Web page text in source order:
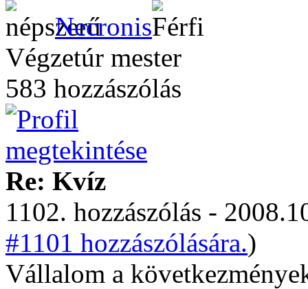
Necronis
Végzetúr mester
583 hozzászólás
Re: Kvíz
1102. hozzászólás -
#1101 hozzászólására.)
Vállalom a